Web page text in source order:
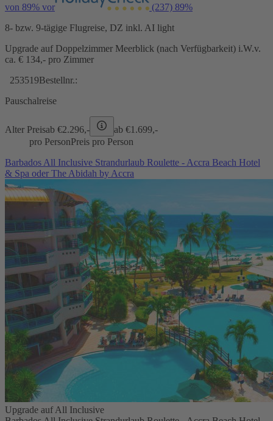
von 89% vor (237) 89%
8- bzw. 9-tägige Flugreise, DZ inkl. AI light
Upgrade auf Doppelzimmer Meerblick (nach Verfügbarkeit) i.W.v.
ca. € 134,- pro Zimmer
253519Bestellnr.:
Pauschalreise
Alter Preisab €2.296,- ab €1.699,-
pro PersonPreis pro Person
Barbados All Inclusive Strandurlaub Roulette - Accra Beach Hotel
& Spa oder The Abidah by Accra
Upgrade auf All Inclusive